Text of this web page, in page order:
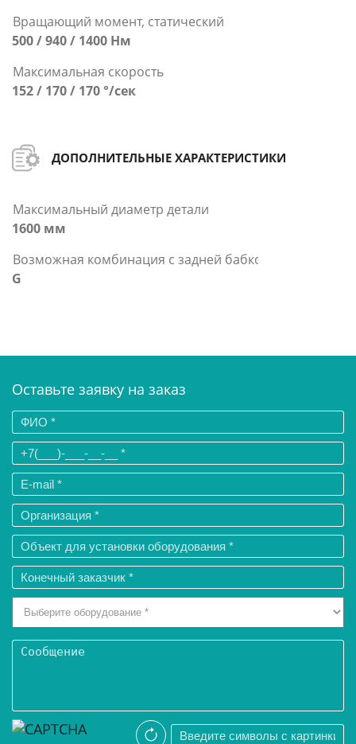
Вращающий момент, статический
500 / 940 / 1400 Нм
Максимальная скорость
152 / 170 / 170 °/сек
ДОПОЛНИТЕЛЬНЫЕ ХАРАКТЕРИСТИКИ
Максимальный диаметр детали
1600 мм
Возможная комбинация с задней бабкой
G
Оставьте заявку на заказ